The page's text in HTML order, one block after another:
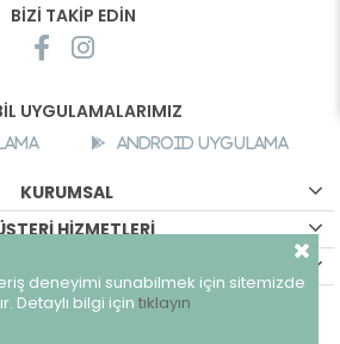
BİZİ TAKİP EDİN
UYGULAMALARIMIZ
Android Uygulama
KURUMSAL
HİZMETLERİ
- Tüm hakları saklıdır.
deneyimi sunabilmek için sitemizde
Detaylı bilgi için tıklayın